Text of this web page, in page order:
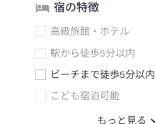
宿の特徴
高級旅館・ホテル
駅から徒歩5分以内
ビーチまで徒歩5分以内
こども宿泊可能